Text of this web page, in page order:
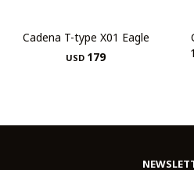
Cadena T-type X01 Eagle
USD 179